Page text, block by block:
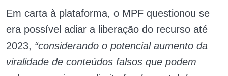
Em carta à plataforma, o MPF questionou se
era possível adiar a liberação do recurso até
2023, “considerando o potencial aumento da
viralidade de conteúdos falsos que podem